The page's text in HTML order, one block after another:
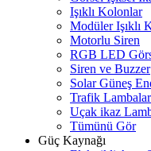
Işıklı Kolonlar
Modüler Işıklı
Motorlu Siren
RGB LED
Siren ve Buzzer
Solar Güneş
Trafik
Uçak ikaz
Tümünü Gör
Güç Kaynağı